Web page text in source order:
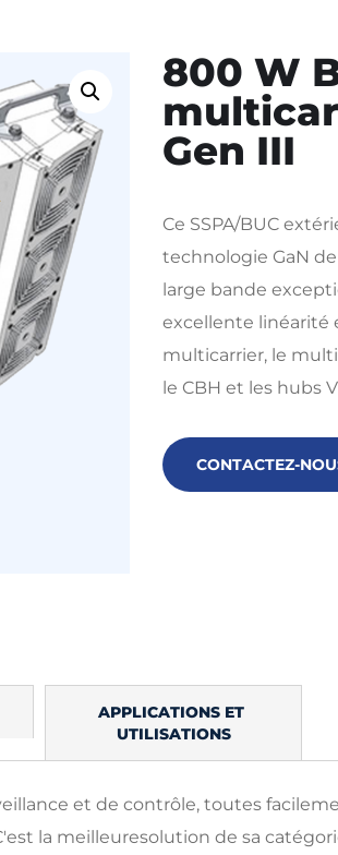
800 W
Gen III
Ce SSPA/BUC
technologie GaN
large bande
excellente linéarité
multicarrier, le
le CBH et les hubs
CONTACTEZ-
APPLICATIONS ET
UTILISATIONS
et de contrôle, toutes
la meilleuresolution de sa